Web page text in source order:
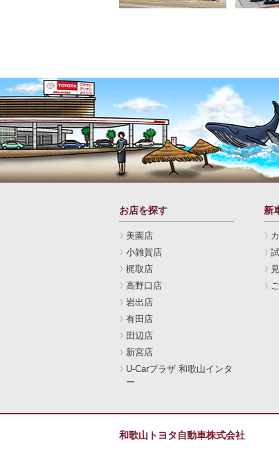
お店を探す
美園店
小雑賀店
梶取店
高野口店
岩出店
有田店
田辺店
新宮店
U-Carプラザ 和歌山インタ
ー
新
和歌山トヨタ自動車株式会社